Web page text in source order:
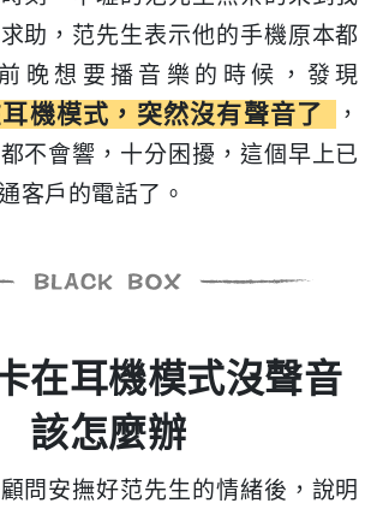
助，范先生表示他的手機原本都
晚想要播音樂的時候，發現
機模式，突然沒有聲音了
，
不會響，十分困擾，這個早上已
客戶的電話了。
在耳機模式沒聲音
該怎麼辦
問安撫好范先生的情緒後，說明